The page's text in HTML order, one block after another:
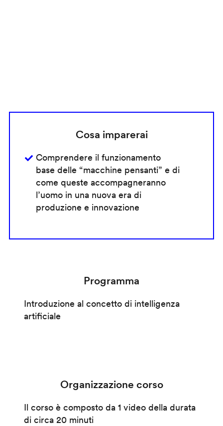
Cosa imparerai
Comprendere il funzionamento
base delle “macchine pensanti” e di
come queste accompagneranno
l’uomo in una nuova era di
produzione e innovazione
Programma
Introduzione al concetto di intelligenza
artificiale
Organizzazione corso
Il corso è composto da 1 video della durata
di circa 20 minuti